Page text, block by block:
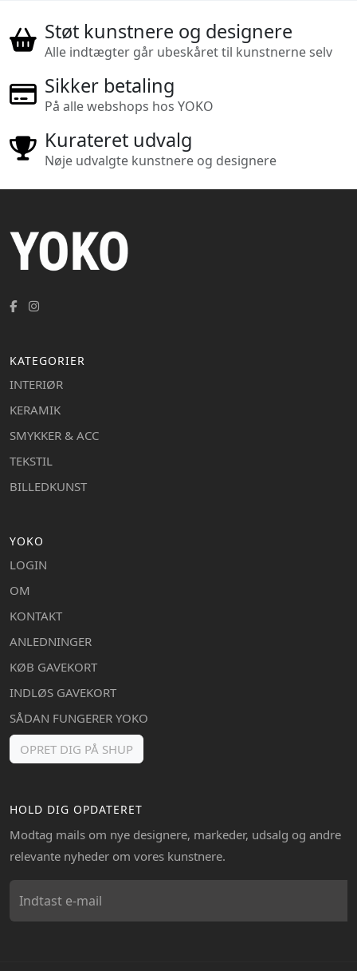
Støt kunstnere og designere
Alle indtægter går ubeskåret til kunstnerne selv
Sikker betaling
På alle webshops hos YOKO
Kurateret udvalg
Nøje udvalgte kunstnere og designere
KATEGORIER
INTERIØR
KERAMIK
SMYKKER & ACC
TEKSTIL
BILLEDKUNST
YOKO
LOGIN
OM
KONTAKT
ANLEDNINGER
KØB GAVEKORT
INDLØS GAVEKORT
SÅDAN FUNGERER YOKO
OPRET DIG PÅ SHUP
HOLD DIG OPDATERET
Modtag mails om nye designere, markeder, udsalg og andre
relevante nyheder om vores kunstnere.